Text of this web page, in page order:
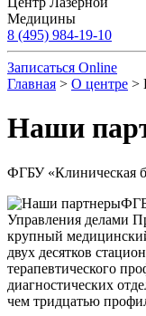
Медицины
8 (495) 984-19-10
Записаться Online
Главная > О центре >
Наши
ФГБУ «Клиническая
Управления делами
крупный
двух десятков
терапевтического
диагностических
чем тридцатью